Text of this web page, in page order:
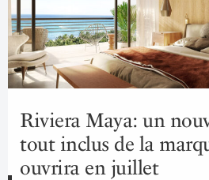
Riviera Maya: un
tout inclus de la
ouvrira en juillet